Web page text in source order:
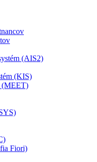
(AIS2)
(KIS)
(MEET)
Fiori)